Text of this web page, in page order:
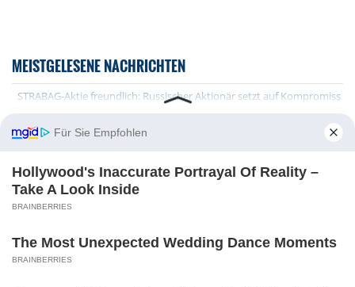
MEISTGELESENE NACHRICHTEN
STRABAG-Aktie freundlich: Russischer Aktionär setzt auf Kompromiss
John Paulson zum Goldpreis: Warum der Bullenmarkt gerade erst
Siemens-Aktie sinkt wegen Gewinnmitnahmen: Mehr Neugeschäft -
Für Sie Empfohlen
Hollywood's Inaccurate Portrayal Of Reality –
Take A Look Inside
BRAINBERRIES
The Most Unexpected Wedding Dance Moments
BRAINBERRIES